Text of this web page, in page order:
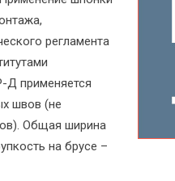
регламента
Д применяется
швов (не
Общая ширина
на брусе –